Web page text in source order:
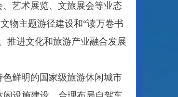
艺术展览、文旅展会等业态
物主题游径建设和“读万卷书
推进文化和旅游产业融合发展
鲜明的国家级旅游休闲城市